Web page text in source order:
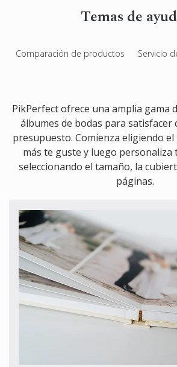
Libro de firmas
Libro de fotos Quinceañera
Temas de
Comparación de productos Servicio
PikPerfect ofrece una amplia gama
álbumes de bodas para satisfacer
presupuesto. Comienza eligiendo
más te guste y luego
seleccionando el tamaño, la
páginas.